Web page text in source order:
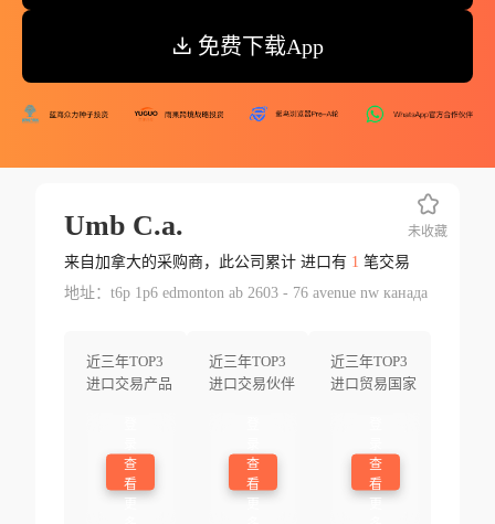
免费下载App
Umb C.a.
来自加拿大的采购商，此公司累计 进口有 1 笔交易
地址：t6p 1p6 edmonton ab 2603 - 76 avenue nw канада
近三年TOP3
进口交易产品
查
看
近三年TOP3
进口交易伙伴
查
看
近三年TOP3
进口贸易国家
查
看
未收藏